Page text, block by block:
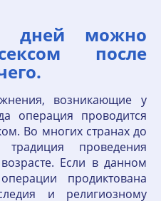
дней можно
после
возникающие у
операция проводится
Во многих странах до
проведения
Если в данном
продиктована
и религиозному